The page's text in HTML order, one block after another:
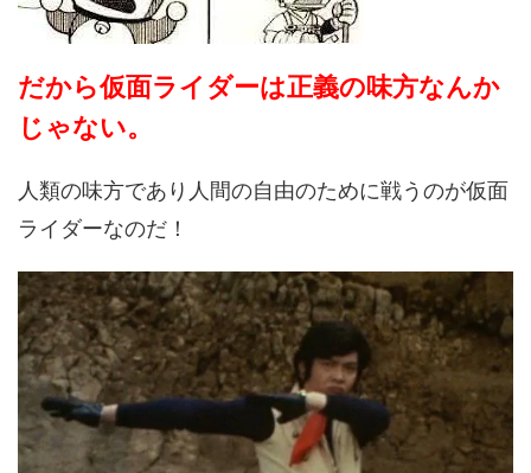
だから仮面ライダーは正義の味方なんか
じゃない。
人類の味方であり人間の自由のために戦うのが仮面
ライダーなのだ！